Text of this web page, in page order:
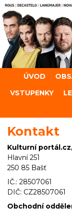
ÚVOD
VSTUPENKY
Kontakt
Kulturní
Hlavní 251
250 85 Bašť
IČ.: 28507061
DIČ: CZ28507061
Obchodní